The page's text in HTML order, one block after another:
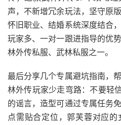
声，不新增冗余玩法，坚守原
怀旧职业、结婚系统深度结合
玩家多、一对一跟进指导的优
林外传私服、武林私服之一。
最后分享几个专属避坑指南，
林外传玩家少走弯路：不要轻
的谣言，造型可通过专属任务
点需贴合定位，郭芙蓉对应